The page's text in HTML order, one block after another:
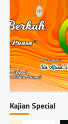
Kajian Special